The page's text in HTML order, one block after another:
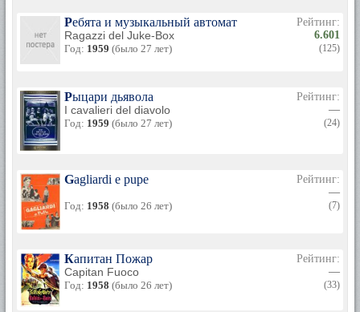
Ребята и музыкальный автомат
Ragazzi del Juke-Box
Год: 1959 (было 27 лет)
Рейтинг:
6.601
(125)
Рыцари дьявола
I cavalieri del diavolo
Год: 1959 (было 27 лет)
Рейтинг:
—
(24)
Gagliardi e pupe
Год: 1958 (было 26 лет)
Рейтинг:
—
(7)
Капитан Пожар
Capitan Fuoco
Год: 1958 (было 26 лет)
Рейтинг:
—
(33)